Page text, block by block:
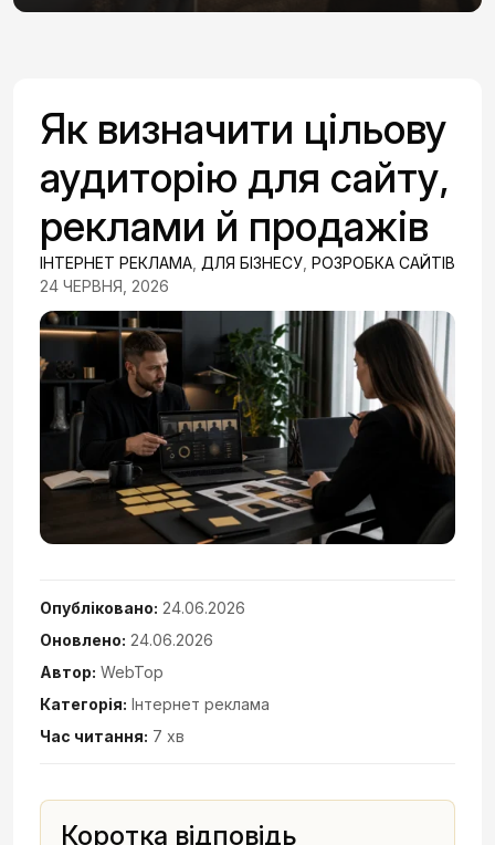
Як визначити цільову
аудиторію для сайту,
реклами й продажів
ІНТЕРНЕТ РЕКЛАМА ДЛЯ БІЗНЕСУ РОЗРОБКА САЙТІВ
24 ЧЕРВНЯ, 2026
Опубліковано: 24.06.2026
Оновлено: 24.06.2026
Автор: WebTop
Категорія: Інтернет реклама
Час читання: 7 хв
Коротка відповідь